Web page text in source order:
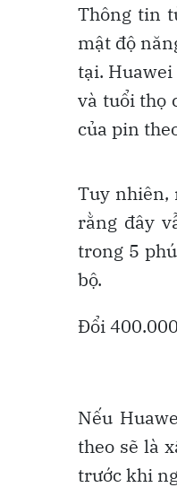
Thông tin
mật độ
tại.
và tuổi thọ
của pin
Tuy nhiên,
rằng đây
trong 5
bộ.
Đổi
Nếu
theo sẽ là
trước khi